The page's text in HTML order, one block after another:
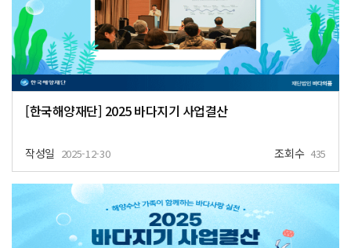
[한국해양재단] 2025 바다지기 사업결산
작성일 2025-12-30 조회수 435